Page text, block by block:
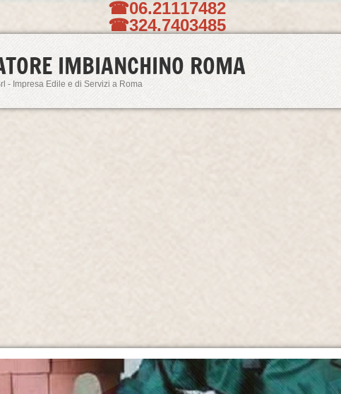
☎06.21117482
☎324.7403485
IMBIANCHINO ROMA
- Impresa Edile e di Servizi a Roma